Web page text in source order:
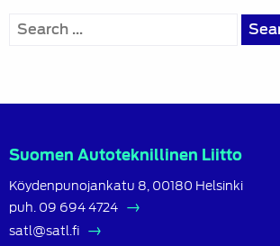
Search
Suomen Autoteknillinen Liitto
Köydenpunojankatu 8, 00180 Helsinki
puh. 09 694 4724
satl@satl.fi